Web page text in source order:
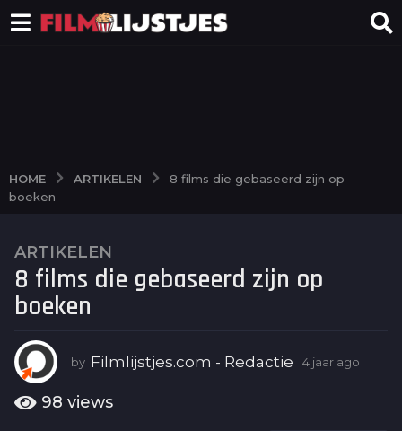
HOME ARTIKELEN
8 films die gebaseerd zijn op
boeken
4
j
a
a
a
g
o
ARTIKELEN
8 films die gebaseerd zijn op
boeken
by Filmlijstjes.com - Redactie 4 jaar ago
98 views